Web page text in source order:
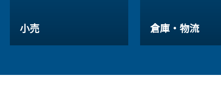
小売 倉庫・物流